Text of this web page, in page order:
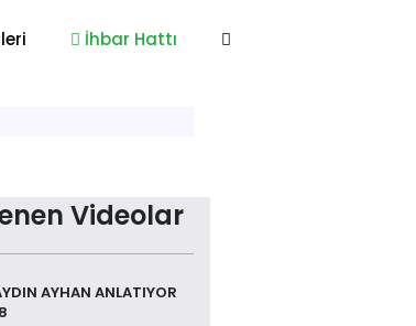
İhbar Hattı
Videolar
AYHAN ANLATIYOR